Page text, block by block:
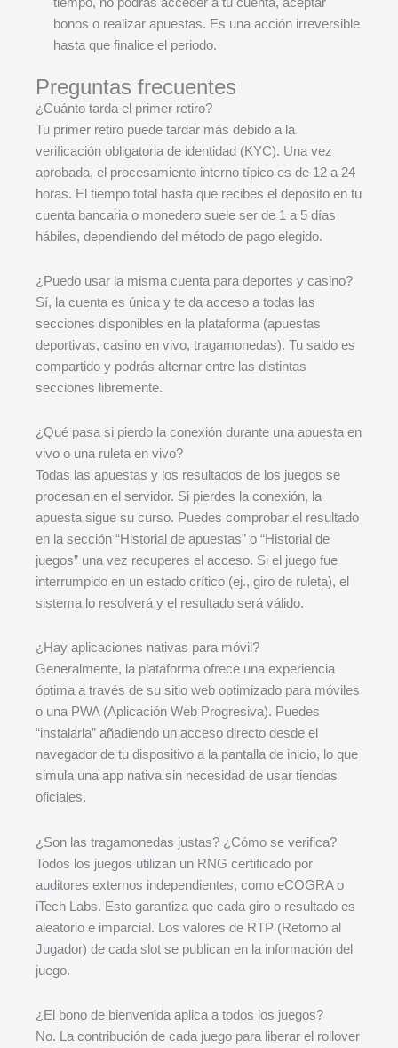
bonos o realizar apuestas. Es una acción irreversible
hasta que finalice el periodo.
Preguntas frecuentes
¿Cuánto tarda el primer retiro?
Tu primer retiro puede tardar más debido a la
verificación obligatoria de identidad (KYC). Una vez
aprobada, el procesamiento interno típico es de 12 a 24
horas. El tiempo total hasta que recibes el depósito en tu
cuenta bancaria o monedero suele ser de 1 a 5 días
hábiles, dependiendo del método de pago elegido.
¿Puedo usar la misma cuenta para deportes y casino?
Sí, la cuenta es única y te da acceso a todas las
secciones disponibles en la plataforma (apuestas
deportivas, casino en vivo, tragamonedas). Tu saldo es
compartido y podrás alternar entre las distintas
secciones libremente.
¿Qué pasa si pierdo la conexión durante una apuesta en
vivo o una ruleta en vivo?
Todas las apuestas y los resultados de los juegos se
procesan en el servidor. Si pierdes la conexión, la
apuesta sigue su curso. Puedes comprobar el resultado
en la sección “Historial de apuestas” o “Historial de
juegos” una vez recuperes el acceso. Si el juego fue
interrumpido en un estado crítico (ej., giro de ruleta), el
sistema lo resolverá y el resultado será válido.
¿Hay aplicaciones nativas para móvil?
Generalmente, la plataforma ofrece una experiencia
óptima a través de su sitio web optimizado para móviles
o una PWA (Aplicación Web Progresiva). Puedes
“instalarla” añadiendo un acceso directo desde el
navegador de tu dispositivo a la pantalla de inicio, lo que
simula una app nativa sin necesidad de usar tiendas
oficiales.
¿Son las tragamonedas justas? ¿Cómo se verifica?
Todos los juegos utilizan un RNG certificado por
auditores externos independientes, como eCOGRA o
iTech Labs. Esto garantiza que cada giro o resultado es
aleatorio e imparcial. Los valores de RTP (Retorno al
Jugador) de cada slot se publican en la información del
juego.
¿El bono de bienvenida aplica a todos los juegos?
No. La contribución de cada juego para liberar el rollover